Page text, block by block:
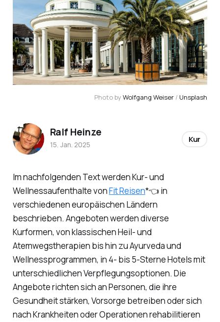
Photo by Wolfgang Weiser / Unsplash
Im nachfolgenden Text werden Kur- und
Wellnessaufenthalte vonFit Reisen*👈 in
verschiedenen europäischen Ländern
beschrieben. Angeboten werden diverse
Kurformen, von klassischen Heil- und
Atemwegstherapien bis hin zu Ayurveda und
Wellnessprogrammen, in 4- bis 5-Sterne Hotels mit
unterschiedlichen Verpflegungsoptionen. Die
Angebote richten sich an Personen, die ihre
Gesundheit stärken, Vorsorge betreiben oder sich
nach Krankheiten oder Operationen rehabilitieren
Ralf Heinze
15. Jan. 2025
Kur